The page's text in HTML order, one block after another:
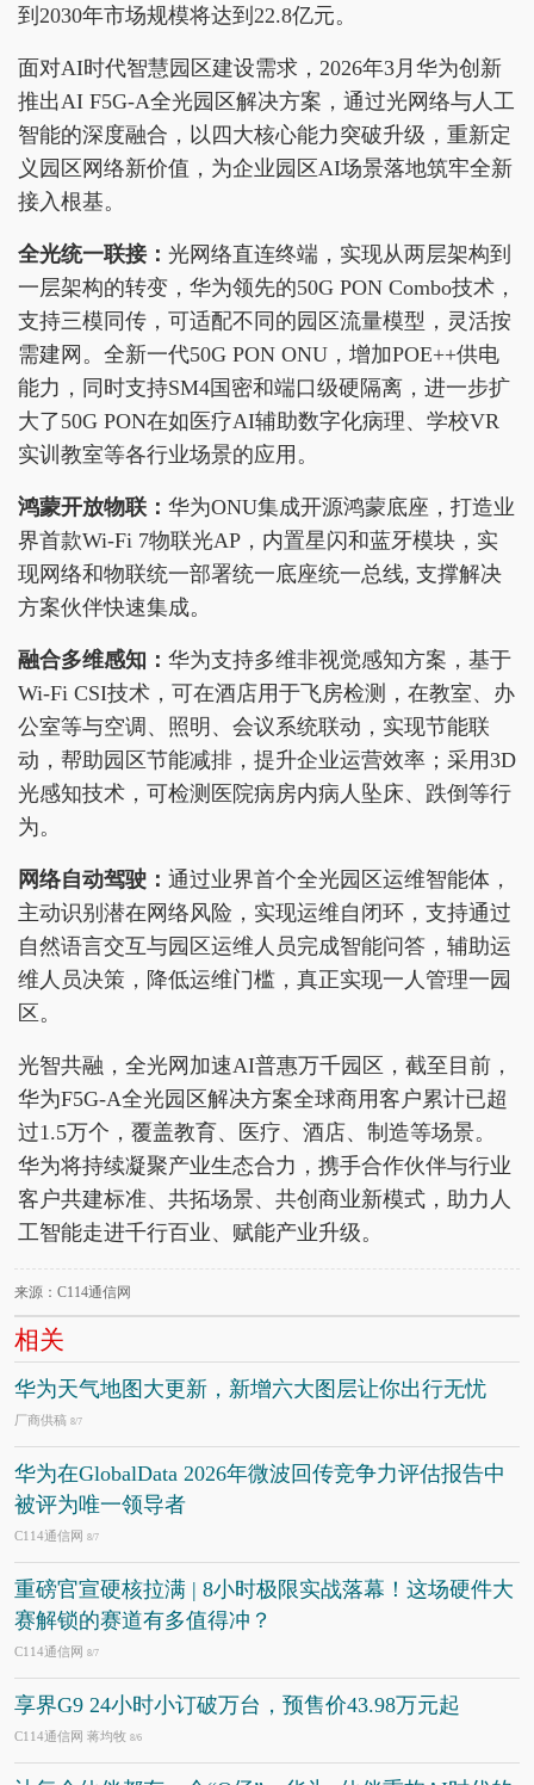
到2030年市场规模将达到22.8亿元。
面对AI时代智慧园区建设需求，2026年3月华为创新
推出AI F5G-A全光园区解决方案，通过光网络与人工
智能的深度融合，以四大核心能力突破升级，重新定
义园区网络新价值，为企业园区AI场景落地筑牢全新
接入根基。
全光统一联接： 光网络直连终端，实现从两层架构到
一层架构的转变，华为领先的50G PON Combo技术，
支持三模同传，可适配不同的园区流量模型，灵活按
需建网。全新一代50G PON ONU，增加POE++供电
能力，同时支持SM4国密和端口级硬隔离，进一步扩
大了50G PON在如医疗AI辅助数字化病理、学校VR
实训教室等各行业场景的应用。
鸿蒙开放物联： 华为ONU集成开源鸿蒙底座，打造业
界首款Wi-Fi 7物联光AP，内置星闪和蓝牙模块，实
现网络和物联统一部署统一底座统一总线, 支撑解决
方案伙伴快速集成。
融合多维感知： 华为支持多维非视觉感知方案，基于
Wi-Fi CSI技术，可在酒店用于飞房检测，在教室、办
公室等与空调、照明、会议系统联动，实现节能联
动，帮助园区节能减排，提升企业运营效率；采用3D
光感知技术，可检测医院病房内病人坠床、跌倒等行
为。
网络自动驾驶 ： 通过业界首个全光园区运维智能体，
主动识别潜在网络风险，实现运维自闭环，支持通过
自然语言交互与园区运维人员完成智能问答，辅助运
维人员决策，降低运维门槛，真正实现一人管理一园
区。
光智共融，全光网加速AI普惠万千园区，截至目前，
华为F5G-A全光园区解决方案全球商用客户累计已超
过1.5万个，覆盖教育、医疗、酒店、制造等场景。
华为将持续凝聚产业生态合力，携手合作伙伴与行业
客户共建标准、共拓场景、共创商业新模式，助力人
工智能走进千行百业、赋能产业升级。
来源：C114通信网
相关
华为天气地图大更新，新增六大图层让你出行无忧
厂商供稿 8/7
华为在GlobalData 2026年微波回传竞争力评估报告中
被评为唯一领导者
C114通信网 8/7
重磅官宣硬核拉满 | 8小时极限实战落幕！这场硬件大
赛解锁的赛道有多值得冲？
C114通信网 8/7
享界G9 24小时小订破万台，预售价43.98万元起
C114通信网 蒋均牧 8/6